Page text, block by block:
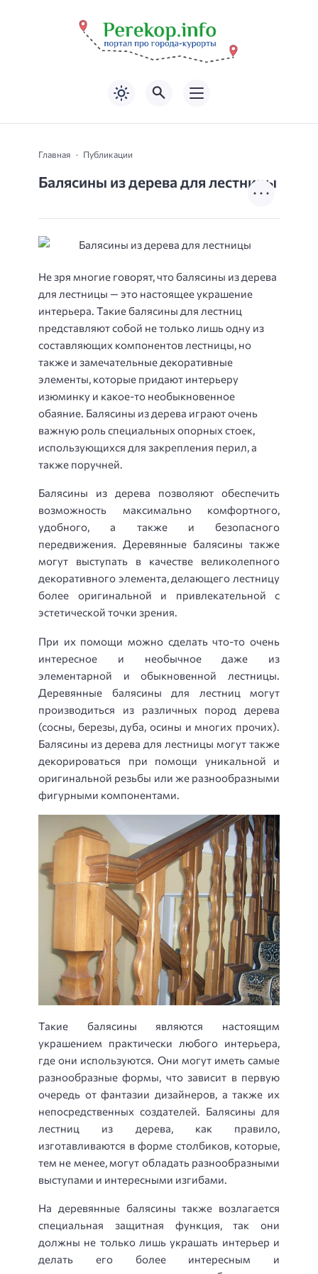
Главная Публикации
Балясины из дерева для лестницы
Не зря многие говорят, что балясины из дерева
для лестницы — это настоящее украшение
интерьера. Такие балясины для лестниц
представляют собой не только лишь одну из
составляющих компонентов лестницы, но
также и замечательные декоративные
элементы, которые придают интерьеру
изюминку и какое-то необыкновенное
обаяние. Балясины из дерева играют очень
важную роль специальных опорных стоек,
использующихся для закрепления перил, а
также поручней.
Балясины из дерева позволяют обеспечить
возможность максимально комфортного,
удобного, а также и безопасного
передвижения. Деревянные балясины также
могут выступать в качестве великолепного
декоративного элемента, делающего лестницу
более оригинальной и привлекательной с
эстетической точки зрения.
При их помощи можно сделать что-то очень
интересное и необычное даже из
элементарной и обыкновенной лестницы.
Деревянные балясины для лестниц могут
производиться из различных пород дерева
(сосны, березы, дуба, осины и многих прочих).
Балясины из дерева для лестницы могут также
декорироваться при помощи уникальной и
оригинальной резьбы или же разнообразными
фигурными компонентами.
Такие балясины являются настоящим
украшением практически любого интерьера,
где они используются. Они могут иметь самые
разнообразные формы, что зависит в первую
очередь от фантазии дизайнеров, а также их
непосредственных создателей. Балясины для
лестниц из дерева, как правило,
изготавливаются в форме столбиков, которые,
тем не менее, могут обладать разнообразными
выступами и интересными изгибами.
На деревянные балясины также возлагается
специальная защитная функция, так они
должны не только лишь украшать интерьер и
делать его более интересным и